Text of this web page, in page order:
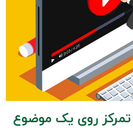
تمرکز روی یک موضوع